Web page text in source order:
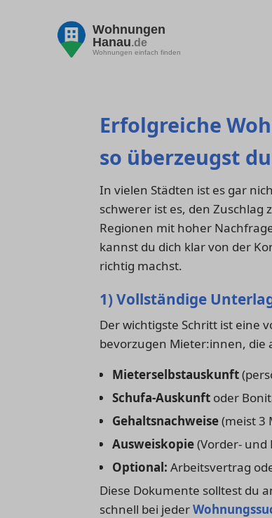
Wohnungen
Hanau.de
Wohnungen einfach finden
Erfolgreiche
so überzeugst
In vielen Städten ist es gar
schwerer ist es, den
Regionen mit hoher
kannst du dich klar von der
richtig machst.
1) Vollständige
Der wichtigste Schritt ist eine
bevorzugen Mieter:innen, die
Mieterselbstauskunft
Schufa-Auskunftoder
Gehaltsnachweise(meist 3
Ausweiskopie(Vorder- und
Optional: Arbeitsvertrag
Diese Dokumente solltest du
schnell bei jeder